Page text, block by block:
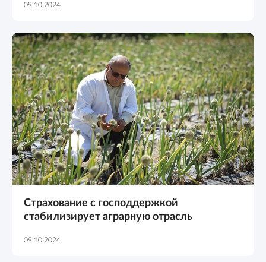
09.10.2024
Страхование с господдержкой
стабилизирует аграрную отрасль
09.10.2024